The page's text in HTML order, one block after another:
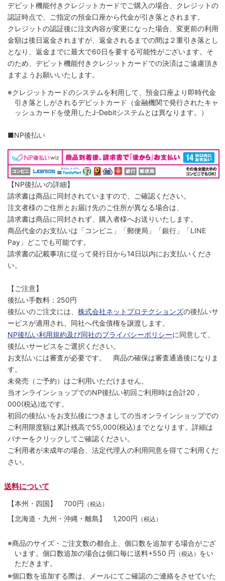
デビット機能付きクレジットカードでご購入の場合、クレジットの
認証時点で、ご指定の預金口座から代金が引き落とされます。
クレジットの認証後に注文内容が変更になった場合、変更前の利用
金額は後日返金されますが、返金されるまでの間は２重引き落とし
となり、返金までに最大で60日を要する可能性がございます。そ
のため、デビット機能付きクレジットカードでの決済はご遠慮頂き
ますようお願いいたします。
※クレジットカードのシステムを利用して、預金口座より即時代金
引き落としがされるデビットカード（金融機関で発行されたキャ
ッシュカードを使用したJ-Debitシステムとは異なります。）
■NP後払い
【NP後払いの詳細】
請求書は商品に同封されていますので、ご確認ください。
注文者様のご住所とお届け先のご住所が異なる場合は、
請求書は商品に同封されず、購入者様へお送りいたします。
商品代金のお支払いは「コンビニ」「郵便局」「銀行」「LINE
Pay」どこでも可能です。
請求書の記載事項に従って発行日から14日以内にお支払いくださ
い。
【ご注意】
後払い手数料：250円
後払いのご注文には、 株式会社ネットプロテクションズの後払いサ
ービスが適用され、同社へ代金債権を譲渡します。
NP後払い利用規約及び同社のプライバシーポリシーに同意して、
後払いサービスをご選択ください。
お支払いには審査が必要です。 商品の確保は審査通過後になりま
す。
未発売（ご予約）はご利用いただけません。
当オンラインショップでのNP後払い初回ご利用時は合計20，
000(税込)迄です。
初回の後払いをお支払後につきましての当オンラインショップでの
ご利用限度額は累計残高で55,000(税込)までとなります。詳細は
バナーをクリックしてご確認ください。
ご利用者が未成年の場合、法定代理人の利用同意を得てご利用くだ
さい。
送料について
【本州・四国】 700円 （税込）
【北海道・九州・沖縄・離島】 1,200円 （税込）
※商品のサイズ・ご注文数の都合上、個口数を追加する場合がござ
います。個口数追加の場合は個口毎に送料+550 円 （税込） をい
ただきます。
※個口数を追加する際は、メールにてご確認のご連絡をさせていた